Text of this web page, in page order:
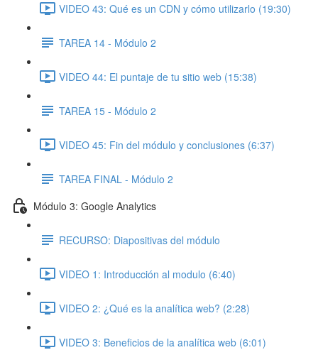
VIDEO 43: Qué es un CDN y cómo utilizarlo (19:30)
TAREA 14 - Módulo 2
VIDEO 44: El puntaje de tu sitio web (15:38)
TAREA 15 - Módulo 2
VIDEO 45: Fin del módulo y conclusiones (6:37)
TAREA FINAL - Módulo 2
Módulo 3: Google Analytics
RECURSO: Diapositivas del módulo
VIDEO 1: Introducción al modulo (6:40)
VIDEO 2: ¿Qué es la analítica web? (2:28)
VIDEO 3: Beneficios de la analítica web (6:01)